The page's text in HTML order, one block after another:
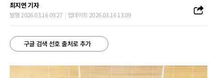
최지연 기자
발행 2026.03.16 09:27 업데이트 2026.03.16 13:09
구글 검색 선호 출처로 추가